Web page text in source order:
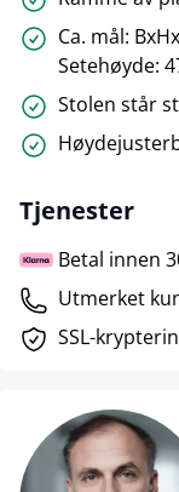
Ca. mål:
Setehøyde:
Stolen står
Tjenester
Betal innen
Utmerket
SSL-